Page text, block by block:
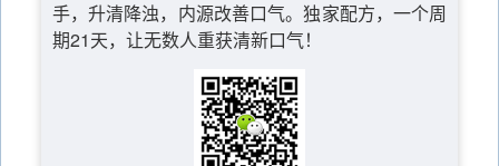
手，升清降浊，内源改善口气。独家配方，一个周
期21天，让无数人重获清新口气！